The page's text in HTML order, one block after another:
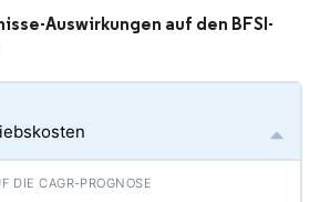
Auswirkungen auf den BFSI-